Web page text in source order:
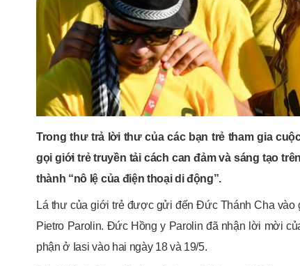
Trong thư trả lời thư của các bạn trẻ tham gia
gọi giới trẻ truyền tải cách can đảm và sáng tạo
thành “nô lệ của điện thoại di động”.
Lá thư của giới trẻ được gửi đến Đức Thánh Cha
Pietro Parolin. Đức Hồng y Parolin đã nhận lời mời
phận ở Iasi vào hai ngày 18 và 19/5.